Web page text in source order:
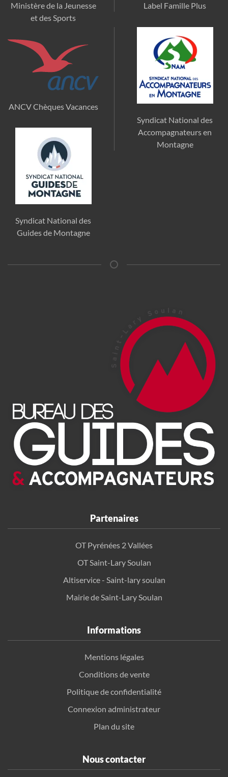
Ministère de la Jeunesse
et des Sports
Label Famille Plus
ANCV Chèques Vacances
Syndicat National des
Accompagnateurs en
Montagne
Syndicat National des
Guides de Montagne
Partenaires
OT Pyrénées 2 Vallées
OT Saint-Lary Soulan
Altiservice - Saint-lary soulan
Mairie de Saint-Lary Soulan
Informations
Mentions légales
Conditions de vente
Politique de confidentialité
Connexion administrateur
Plan du site
Nous contacter